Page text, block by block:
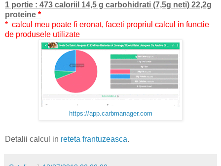
1 portie : 473 caloriil 14,5 g carbohidrati (7,5g neti) 22,2g
proteine *
* calcul meu poate fi eronat, faceti propriul calcul in functie
de produsele utilizate
https://app.carbmanager.com
Detalii calcul in reteta frantuzeasca.